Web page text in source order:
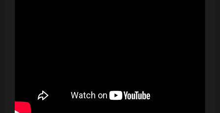
Multi-core rendering support
(Set it in the VR config, not in-game. When enabled, moving the